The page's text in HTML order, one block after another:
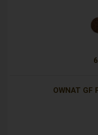
OWNAT GF